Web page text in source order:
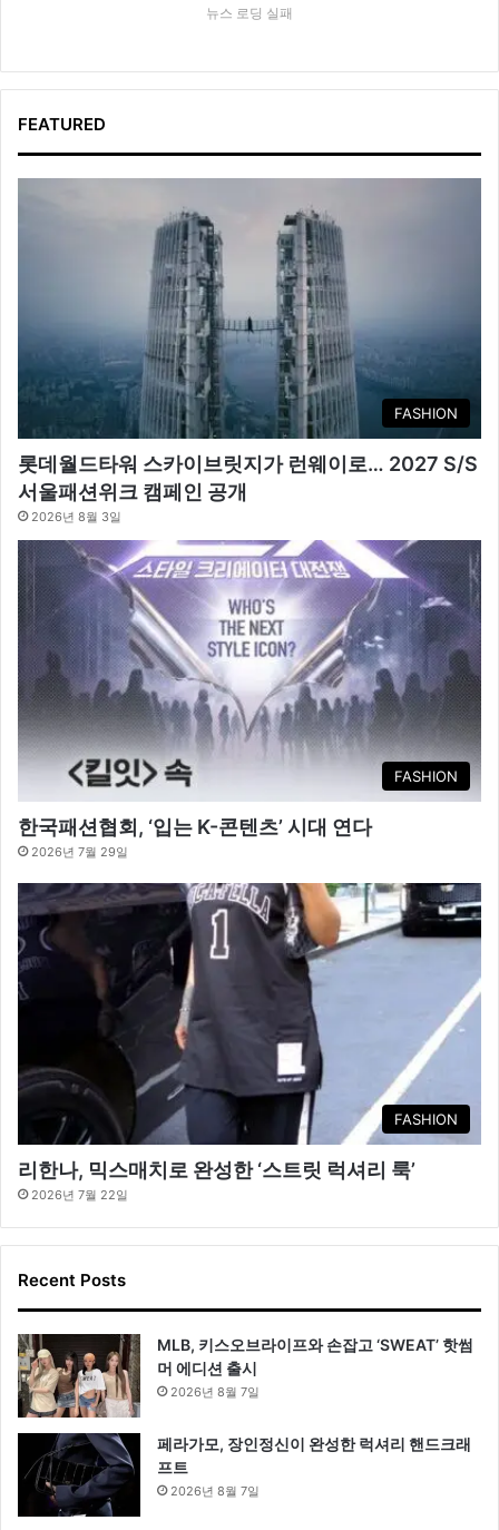
뉴스 로딩 실패
FEATURED
FASHION
롯데월드타워 스카이브릿지가 런웨이로… 2027 S/S
서울패션위크 캠페인 공개
2026년 8월 3일
FASHION
한국패션협회, ‘입는 K-콘텐츠’ 시대 연다
2026년 7월 29일
FASHION
리한나, 믹스매치로 완성한 ‘스트릿 럭셔리 룩’
2026년 7월 22일
Recent Posts
MLB, 키스오브라이프와 손잡고 ‘SWEAT’ 핫썸
머 에디션 출시
2026년 8월 7일
페라가모, 장인정신이 완성한 럭셔리 핸드크래
프트
2026년 8월 7일